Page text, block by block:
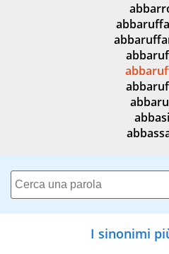
I sinonimi